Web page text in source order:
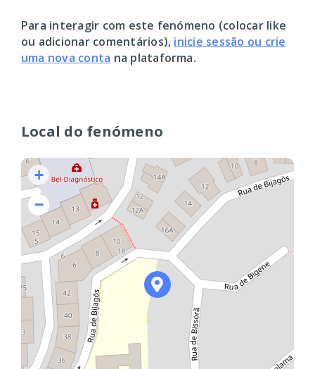
Local do fenómeno
+
−
Para interagir com este fenómeno (colocar like
ou adicionar comentários), inicie sessão ou crie
uma nova conta na plataforma.